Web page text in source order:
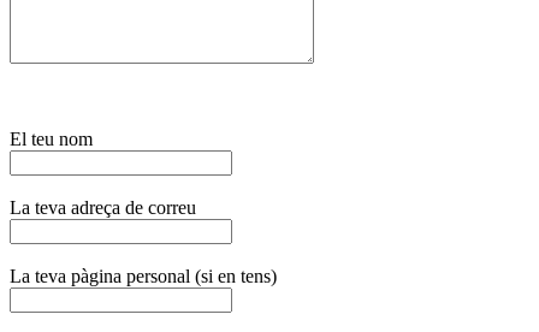
El teu nom
La teva adreça de correu
La teva pàgina personal (si en tens)